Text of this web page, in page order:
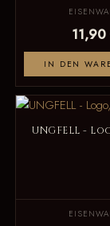
11,90
IN DEN
UNGFELL -